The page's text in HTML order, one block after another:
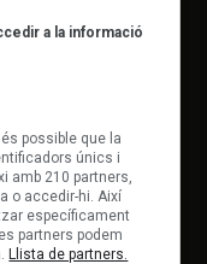
a la informació
possible que la
únics i
amb 210 partners,
o accedir-hi. Així
específicament
partners podem
Llista de partners.